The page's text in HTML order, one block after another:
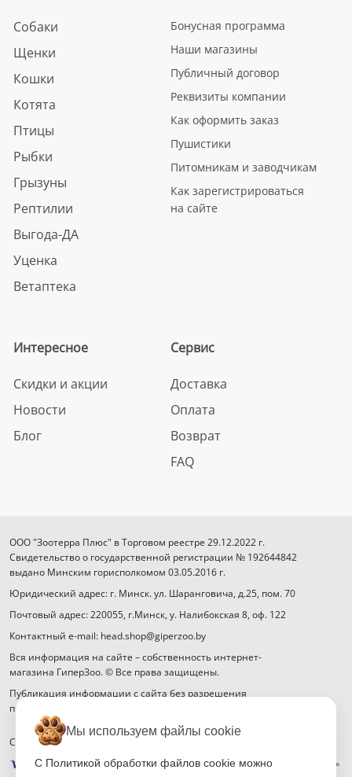
Собаки
Щенки
Кошки
Котята
Птицы
Рыбки
Грызуны
Рептилии
Выгода-ДА
Уценка
Ветаптека
Бонусная программа
Наши магазины
Публичный договор
Реквизиты компании
Как оформить заказ
Пушистики
Питомникам и заводчикам
Как зарегистрироваться
на сайте
Интересное
Скидки и акции
Новости
Блог
Сервис
Доставка
Оплата
Возврат
FAQ
ООО "Зоотерра Плюс" в Торговом реестре 29.12.2022 г.
Свидетельство о государственной регистрации № 192644842
выдано Минским горисполкомом 03.05.2016 г.
Юридический адрес: г. Минск. ул. Шаранговича, д.25, пом. 70
Почтовый адрес: 220055, г.Минск, у. Налибокская 8, оф. 122
Контактный e-mail: head.shop@giperzoo.by
Вся информация на сайте – собственность интернет-
магазина ГиперЗоо. © Все права защищены.
Публикация информации с сайта без разрешения
правообладателя запрещена.
Способы оплаты
Мы используем файлы cookie
С Политикой обработки файлов cookie можно